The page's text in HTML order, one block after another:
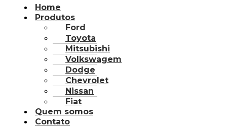
Home
Produtos
Ford
Toyota
Mitsubishi
Volkswagem
Dodge
Chevrolet
Nissan
Fiat
Quem somos
Contato